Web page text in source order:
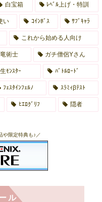
白宝箱 ﾚﾍﾞﾙ上げ・特訓
い ｺｲﾝﾎﾞｽ ｻﾌﾞｷｬﾗ
これから始める人向け
竜術士 ガチ僧侶Yさん
ﾓﾝｽﾀｰ ﾊﾞﾄﾙﾛｰﾄﾞ
ﾌｪｽﾀｲﾝﾌｪﾙﾉ ｽﾗﾐｨβﾃｽﾄ
ﾋｴﾛｸﾞﾘﾌ 隠者
や限定特典も♪／
ル